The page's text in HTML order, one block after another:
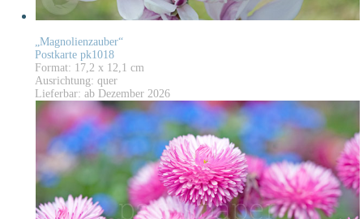
„Magnolienzauber“
Postkarte pk1018
Format: 17,2 x 12,1 cm
Ausrichtung: quer
Lieferbar: ab Dezember 2026